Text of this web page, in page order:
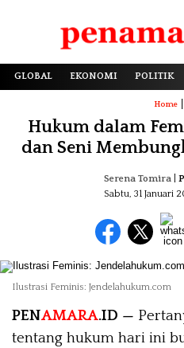
GLOBAL EKONOMI POLITIK
Home|
Hukum dalam
dan Seni
Serena Tomira
Sabtu, 31 Januari
Ilustrasi Feminis: Jendelahukum.com
PENAMARA.ID —
tentang hukum hari ini